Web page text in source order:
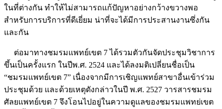
ในที่ต่างกัน ทำให้ไม่สามารถแก้ปัญหาอย่างกว้างขวางพอ
สำหรับการบริการที่ดีเยี่ยม น่าที่จะได้มีการประสานงานซึ่งกัน
และกัน
ต่อมาทางชมรมแพทย์เขต 7 ได้รวมตัวกันจัดประชุมวิชาการ
ขึ้นเป็นครั้งแรก ในปีพ.ศ. 2524 และได้ลงมติเปลี่ยนชื่อเป็น
“ชมรมแพทย์เขต 7” เนื่องจากมีการเชิญแพทย์สาขาอื่นเข้าร่วม
ประชุมด้วย และด้วยเหตุดังกล่าวในปี พ.ศ. 2527 วารสารชมรม
ศัลยแพทย์เขต 7 จึงโอนไปอยู่ในความดูแลของชมรมแพทย่เขต